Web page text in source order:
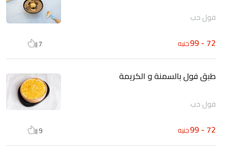
فول حب
72 - 99 جنيه 7
طبق فول بالسمنة و الكريمة
فول حب
72 - 99 جنيه 9